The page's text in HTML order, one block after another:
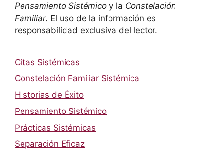
Pensamiento Sistémico y la Constelación
Familiar. El uso de la información es
responsabilidad exclusiva del lector.
Citas Sistémicas
Constelación Familiar Sistémica
Historias de Éxito
Pensamiento Sistémico
Prácticas Sistémicas
Separación Eficaz